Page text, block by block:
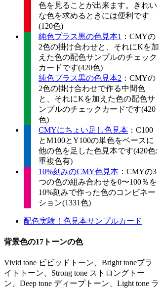
色を見ることが出来ます。きれい
な色を求めるときには便利です
(120色)
純色プラス黒の色見本1 ：CMYの
2色の掛け合わせと、それにKを加
えた色の配色サンプルのチェック
カードです(420色)
純色プラス黒の色見本2 ：CMYの
2色の掛け合わせで作る中間色
と、それにKを加えた色の配色サ
ンプルのチェックカードです(420
色)
CMYにちょい足し色見本 ：C100
とM100とY100の単色をベースに
他の色を足した色見本です(420色:
重複色有)
10%刻みのCMY色見本 ：CMYの3
つの色の組み合わせを0〜100％を
10%刻みで作った色のコンビネー
ション(1331色)
配色実験！色見本サンプルカード
背景色の17トーンの色
Vivid tone ビビッドトーン、Bright toneブラ
イトトーン、Strong tone ストロングトー
ン、Deep tone ディープトーン、Light tone ラ